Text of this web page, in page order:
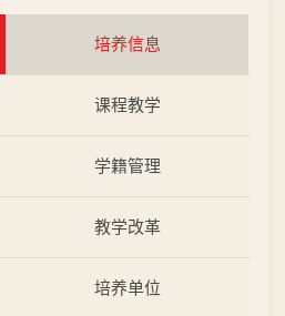
培养信息
课程教学
学籍管理
教学改革
培养单位